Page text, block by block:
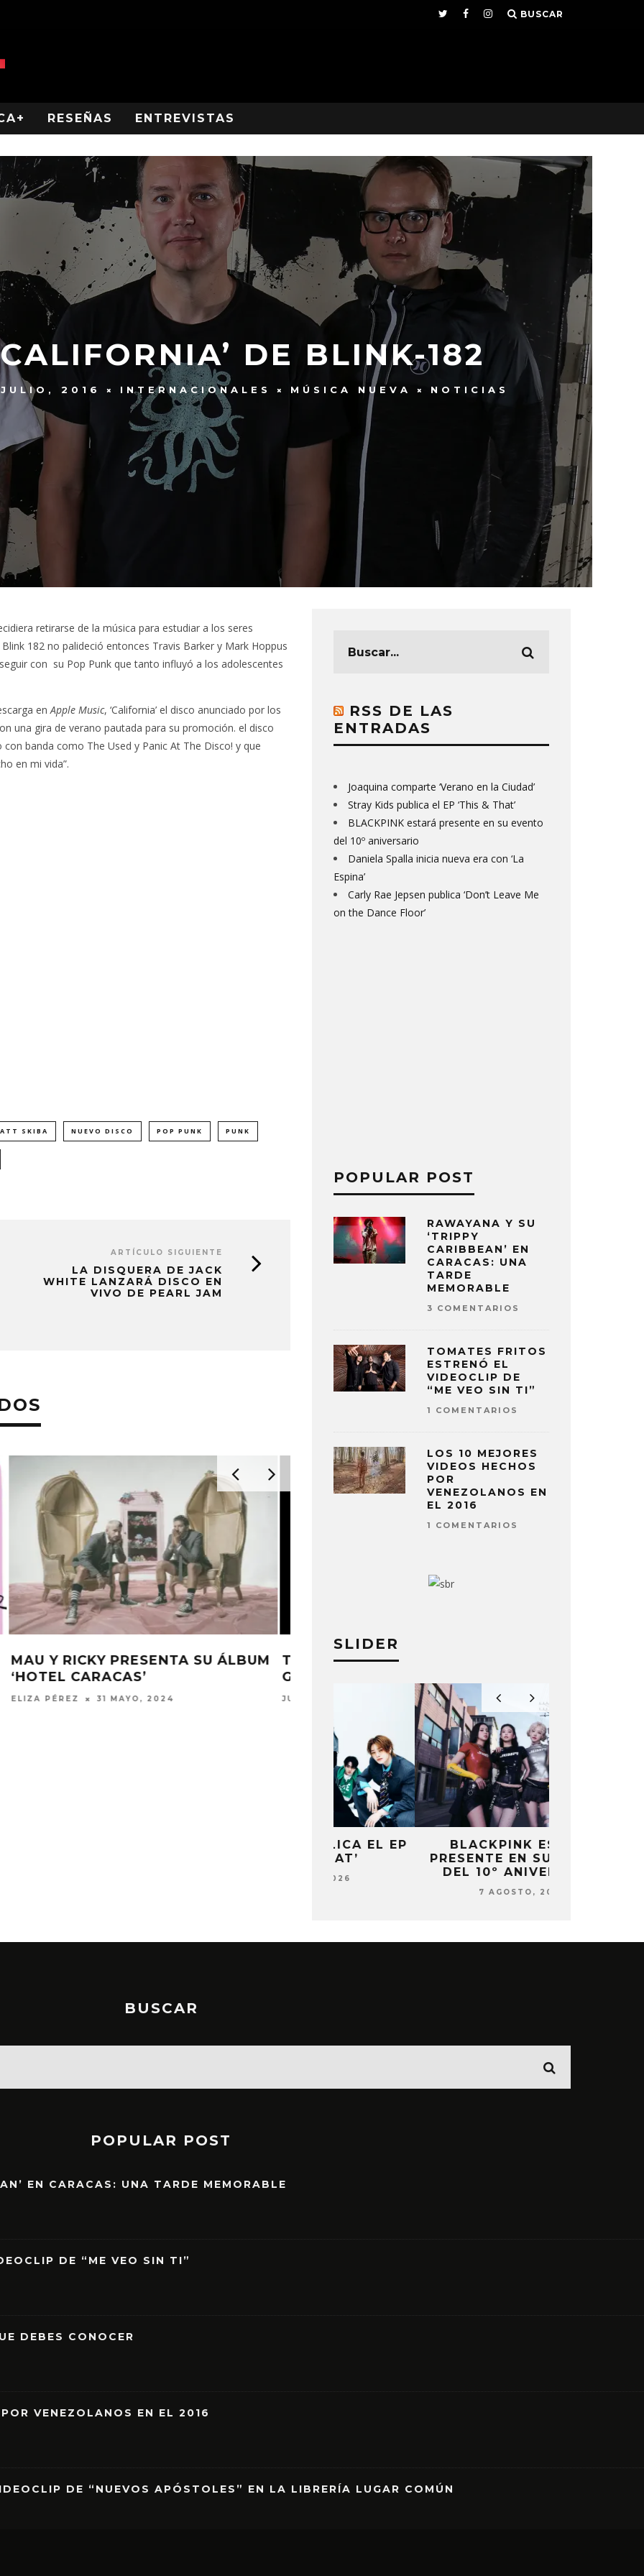
BUSCAR
RESEÑAS ENTREVISTAS
DE BLINK-182
2016 INTERNACIONALES MÚSICA NUEVA NOTICIAS
retirarse de la música para estudiar a los seres
182 no palideció entonces Travis Barker y Mark Hoppus
con su Pop Punk que tanto influyó a los adolescentes
enApple Music, ‘California’ el disco anunciado por los
una gira de verano pautada para su promoción. el disco
banda como The Used y Panic At The Disco! y que
en mi vida”.
SKIBA NUEVO DISCO POP PUNK PUNK
ARTÍCULO SIGUIENTE
LA DISQUERA DE JACK
WHITE LANZARÁ DISCO EN
VIVO DE PEARL JAM
TOM DELONGE LANZA SU NUEVA
GUITARRA CON FENDER
JULIO MOREAN 16 ABRIL, 2024
RSS DE LAS
ENTRADAS
Joaquina comparte ‘Verano en la Ciudad’
Stray Kids publica el EP ‘This & That’
BLACKPINK estará presente en su evento
del 10º aniversario
Daniela Spalla inicia nueva era con ‘La
Espina’
Carly Rae Jepsen publica ‘Don’t Leave Me
on the Dance Floor’
POPULAR POST
RAWAYANA Y SU
‘TRIPPY
CARIBBEAN’ EN
CARACAS: UNA
TARDE
MEMORABLE
3 COMENTARIOS
TOMATES FRITOS
ESTRENÓ EL
VIDEOCLIP DE
“ME VEO SIN TI”
1 COMENTARIOS
LOS 10 MEJORES
VIDEOS HECHOS
POR
VENEZOLANOS EN
EL 2016
1 COMENTARIOS
SLIDER
BLACKPINK ESTARÁ
PRESENTE EN SU EVENTO
DEL 10º ANIVERSARIO
7 AGOSTO, 2026
BUSCAR
POPULAR POST
EN CARACAS: UNA TARDE MEMORABLE
DE “ME VEO SIN TI”
DEBES CONOCER
VENEZOLANOS EN EL 2016
DE “NUEVOS APÓSTOLES” EN LA LIBRERÍA LUGAR COMÚN